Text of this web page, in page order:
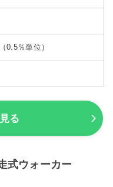
0.5％単位）
る
式ウォーカー